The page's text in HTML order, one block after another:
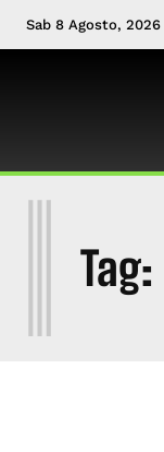
Sab 8 Agosto, 2026
Tag:
I